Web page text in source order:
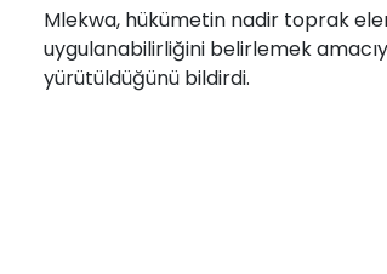
Mlekwa, hükümetin nadir toprak
uygulanabilirliğini belirlemek
yürütüldüğünü bildirdi.